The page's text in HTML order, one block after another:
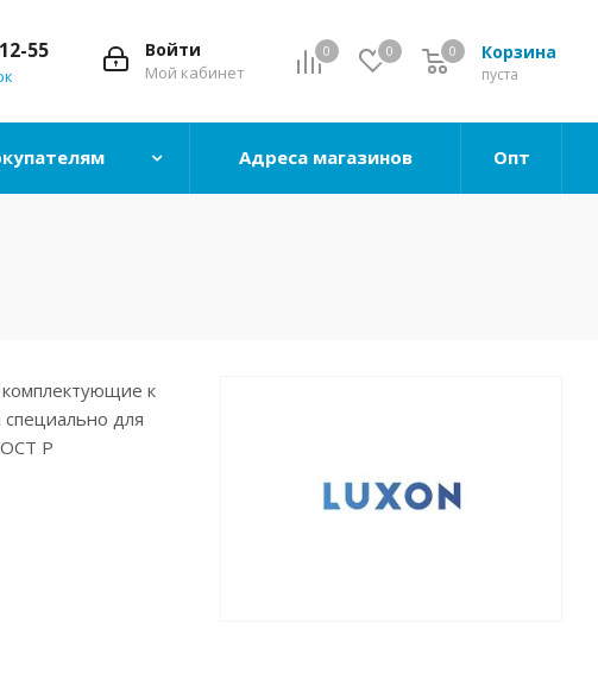
0 0 Корзина
0
пуста
0
Войти
Мой кабинет
55
Адреса магазинов Опт
к
для
Р